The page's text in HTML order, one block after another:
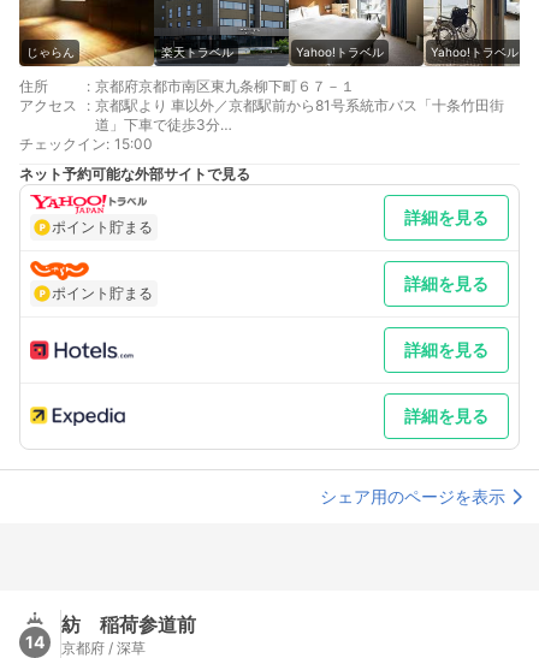
じゃらん 楽天トラベル Yahoo!トラベル Yahoo!トラベル
住所 : 京都府京都市南区東九条柳下町６７－１
アクセス
: 京都駅より 車以外／京都駅前から81号系統市バス「十条竹田街
道」下車で徒歩3分
最寄り駅１ 十条
最寄り駅２ 鳥羽街道
最寄り駅３ 京都
補足 車／専用駐車場がございます。先着順・予約不可の有料駐車
場（￥1,000/泊）ですので、ご利用の際はフロントにお声がけく
ださい。詳細情報は公式ホームページにてご確認いただけます。
チェックイン: 15:00
ネット予約可能な外部サイトで見る
ポイント貯まる 詳細を見る
ポイント貯まる 詳細を見る
詳細を見る
詳細を見る
シェア用のページを表示
14
紡 稲荷参道前
京都府 / 深草